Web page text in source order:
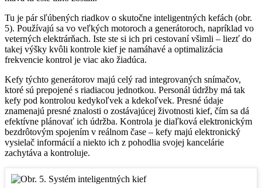
Tu je pár sľúbených riadkov o skutočne inteligentných kefách (obr.
5). Používajú sa vo veľkých motoroch a generátoroch, napríklad vo
veterných elektrárňach. Iste ste si ich pri cestovaní všimli – liezť do
takej výšky kvôli kontrole kief je namáhavé a optimalizácia
frekvencie kontrol je viac ako žiadúca.
Kefy týchto generátorov majú celý rad integrovaných snímačov,
ktoré sú prepojené s riadiacou jednotkou. Personál údržby má tak
kefy pod kontrolou kedykoľvek a kdekoľvek. Presné údaje
znamenajú presné znalosti o zostávajúcej životnosti kief, čím sa dá
efektívne plánovať ich údržba. Kontrola je diaľková elektronickým
bezdrôtovým spojením v reálnom čase – kefy majú elektronický
vysielač informácií a niekto ich z pohodlia svojej kancelárie
zachytáva a kontroluje.